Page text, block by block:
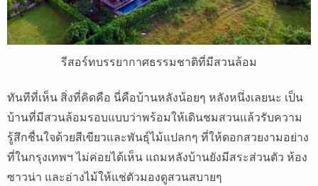
รีสอร์ทบรรยากาศธรรมชาติที่มีสวนล้อม
ทันทีที่เห็น สิ่งที่คิดคือ นี่คือบ้านหลังน้อยๆ หลังหนึ่งเลยนะ เป็น
บ้านที่มีสวนล้อมรอบแบบว่าพร้อมให้เดินชมสวนแล้วรับความ
รู้สึกชื่นใจด้วยสีเขียวและพันธุ์ไม้แปลกๆ ที่ให้ดอกสวยงามอย่าง
ที่ในกรุงเทพฯ ไม่ค่อยได้เห็น แถมหลังบ้านยังมีสระส่วนตัว ห้อง
ซาวน่า และอ่างไม้ให้แช่ตัวมองดูสวนสบายๆ